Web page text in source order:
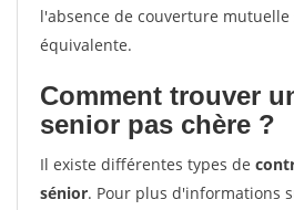
l'absence de couverture
équivalente.
Comment trouver
senior pas chère ?
Il existe différentes types de
sénior. Pour plus d'informations